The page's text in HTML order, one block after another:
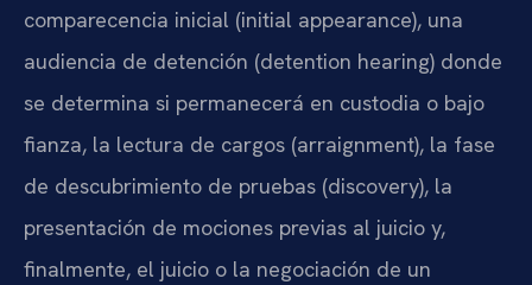
comparecencia inicial (initial appearance), una
audiencia de detención (detention hearing) donde
se determina si permanecerá en custodia o bajo
fianza, la lectura de cargos (arraignment), la fase
de descubrimiento de pruebas (discovery), la
presentación de mociones previas al juicio y,
finalmente, el juicio o la negociación de un